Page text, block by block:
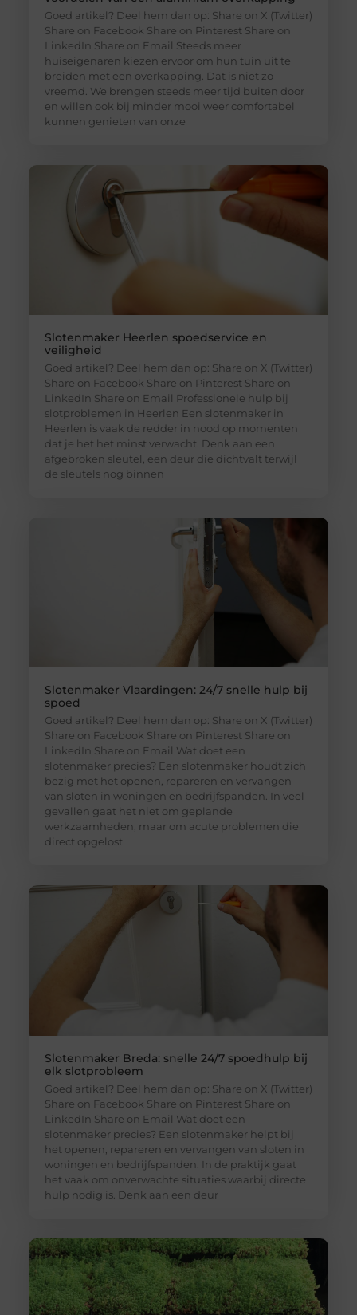
Goed artikel? Deel hem dan op: Share on X (Twitter)
Share on Facebook Share on Pinterest Share on
LinkedIn Share on Email Steeds meer
huiseigenaren kiezen ervoor om hun tuin uit te
breiden met een overkapping. Dat is niet zo
vreemd. We brengen steeds meer tijd buiten door
en willen ook bij minder mooi weer comfortabel
kunnen genieten van onze
Slotenmaker Heerlen spoedservice en
veiligheid
Goed artikel? Deel hem dan op: Share on X (Twitter)
Share on Facebook Share on Pinterest Share on
LinkedIn Share on Email Professionele hulp bij
slotproblemen in Heerlen Een slotenmaker in
Heerlen is vaak de redder in nood op momenten
dat je het het minst verwacht. Denk aan een
afgebroken sleutel, een deur die dichtvalt terwijl
de sleutels nog binnen
Slotenmaker Vlaardingen: 24/7 snelle hulp bij
spoed
Goed artikel? Deel hem dan op: Share on X (Twitter)
Share on Facebook Share on Pinterest Share on
LinkedIn Share on Email Wat doet een
slotenmaker precies? Een slotenmaker houdt zich
bezig met het openen, repareren en vervangen
van sloten in woningen en bedrijfspanden. In veel
gevallen gaat het niet om geplande
werkzaamheden, maar om acute problemen die
direct opgelost
Slotenmaker Breda: snelle 24/7 spoedhulp bij
elk slotprobleem
Goed artikel? Deel hem dan op: Share on X (Twitter)
Share on Facebook Share on Pinterest Share on
LinkedIn Share on Email Wat doet een
slotenmaker precies? Een slotenmaker helpt bij
het openen, repareren en vervangen van sloten in
woningen en bedrijfspanden. In de praktijk gaat
het vaak om onverwachte situaties waarbij directe
hulp nodig is. Denk aan een deur